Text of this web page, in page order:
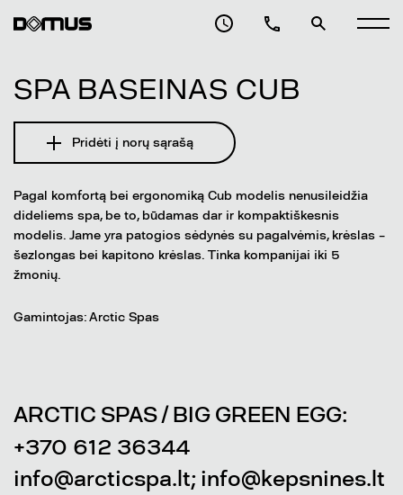
SPA BASEINAS CUB
Pridėti į norų sąrašą
Pagal komfortą bei ergonomiką Cub modelis nenusileidžia
dideliems spa, be to, būdamas dar ir kompaktiškesnis
modelis. Jame yra patogios sėdynės su pagalvėmis, krėslas –
šezlongas bei kapitono krėslas. Tinka kompanijai iki 5
žmonių.
Gamintojas: Arctic Spas
ARCTIC SPAS / BIG GREEN EGG:
+370 612 36344
info@arcticspa.lt; info@kepsnines.lt